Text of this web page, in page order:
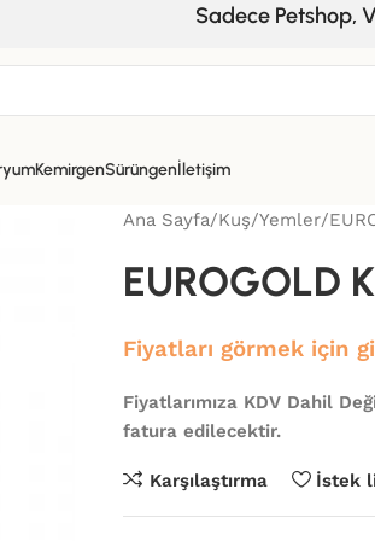
Sadece Petshop,
KemirgenSürüngenİletişim
Ana Sayfa Kuş Yemler
EUROGOLD
Fiyatları görmek için
Fiyatlarımıza KDV Dahil
fatura edilecektir.
Karşılaştırma İstek